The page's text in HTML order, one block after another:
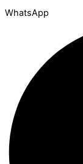
WhatsApp